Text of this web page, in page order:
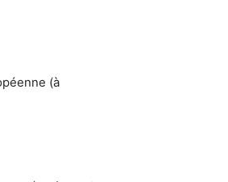
(à